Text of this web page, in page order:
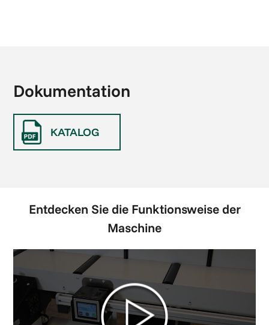
Dokumentation
KATALOG
Entdecken Sie die Funktionsweise der
Maschine